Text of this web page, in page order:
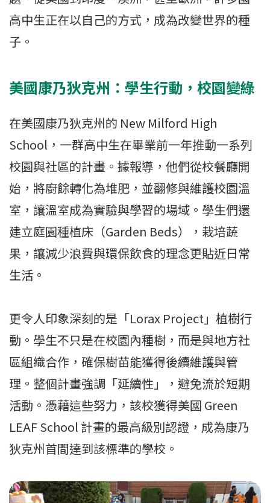
高中生正在以自己的方式，成為改變世界的種
子。
美國康乃狄克州：學生行動，校園變綠
在美國康乃狄克州的 New Milford High
School，一群高中生在畢業前一年推動一系列
校園與社區的計畫。據報導，他們從校餐廳開
始，將廚餘轉化為堆肥，並翻修與維護校園溫
室，讓溫室成為實驗與學習的場域。學生們還
建立庭園種植床（Garden Beds），栽培蔬
果，讓減少浪費與環保飲食的理念更貼近日常
生活。
更令人印象深刻的是「Lorax Project」植樹行
動。學生不只是在校園內種樹，而是與地方社
區組織合作，確保樹苗能獲得後續維護與管
理。整個計畫強調「延續性」，避免流於短期
活動。憑藉這些努力，該校獲得美國 Green
LEAF School 計畫的最高級別認證，成為康乃
狄克州首間達到該標準的學校。